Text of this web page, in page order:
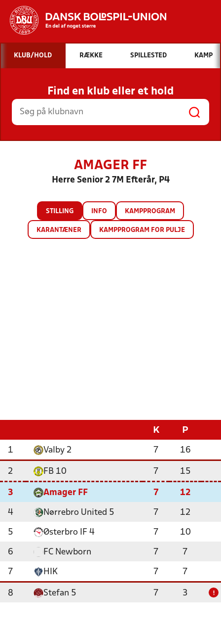
Hvad vil du søge efter?
INDHOLD OG NYHEDER
STILLINGER, RESULTATER, KLUBBER OG
HOLD
KLUB/HOLD RÆKKE SPILLESTED KAMP
Find en klub eller et hold
AMAGER FF
Herre Senior 2 7M Efterår, P4
STILLING INFO KAMPPROGRAM
KARANTÆNER KAMPPROGRAM FOR PULJE
K P
1 Valby 2 7 16
2 FB 10 7 15
3 Amager FF 7 12
4 Nørrebro United 5 7 12
5 Østerbro IF 4 7 10
6 FC Newborn 7 7
7 HIK 7 7
8 Stefan 5 7 3 !